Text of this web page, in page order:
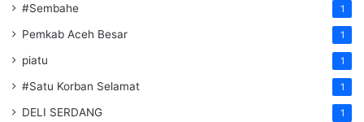
#Sembahe 1
Pemkab Aceh Besar 1
piatu 1
#Satu Korban Selamat 1
DELI SERDANG 1